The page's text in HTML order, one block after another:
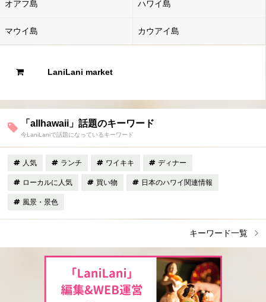
オアフ島 ハワイ島
マウイ島 カウアイ島
LaniLani market
「allhawaii」話題のキーワード
今LaniLaniで話題になっているキーワード
人気 ランチ ワイキキ ディナー
ローカルに人気 買い物 日本のハワイ関連情報
風景・景色
キーワード一覧